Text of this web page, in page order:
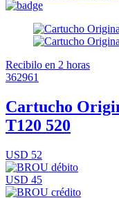
Recibilo en 2 horas
362961
Cartucho
T120 520
USD 52
USD 45